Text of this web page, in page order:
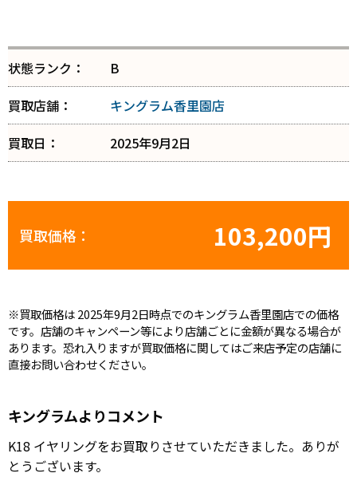
状態ランク：
B
買取店舗：
キングラム香里園店
買取日：
2025年9月2日
買取価格： 103,200円
※買取価格は 2025年9月2日時点でのキングラム香里園店での価格
です。店舗のキャンペーン等により店舗ごとに金額が異なる場合が
あります。恐れ入りますが買取価格に関してはご来店予定の店舗に
直接お問い合わせください。
キングラムよりコメント
K18 イヤリングをお買取りさせていただきました。ありが
とうございます。